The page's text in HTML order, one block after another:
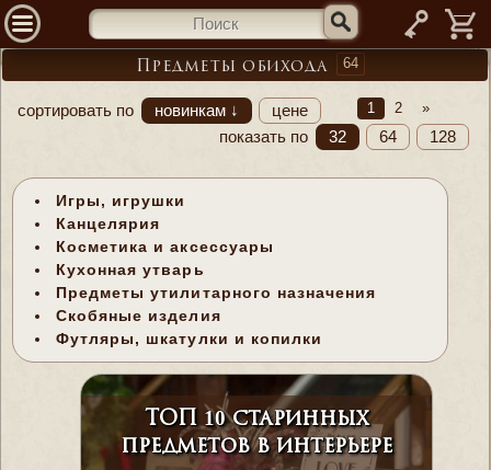
—
Предметы обихода 64
сортировать по новинкам ↓ цене 1 2 »
показать по 32 64 128
Игры, игрушки
Канцелярия
Косметика и аксессуары
Кухонная утварь
Предметы утилитарного назначения
Скобяные изделия
Футляры, шкатулки и копилки
ТОП 10 старинных
предметов в интерьере